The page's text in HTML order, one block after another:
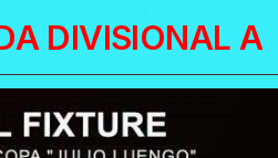
DIVISIONAL A